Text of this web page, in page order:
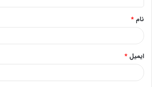
*
نام *
ایمیل *